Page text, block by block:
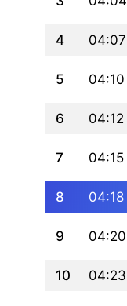
4 04:07
5 04:10
6 04:12
7 04:15
8 04:18
9 04:20
10 04:23